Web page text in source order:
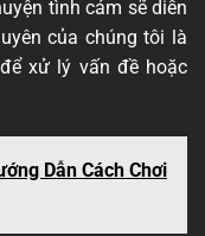
tình cảm sẽ diễn
của chúng tôi là
xử lý vấn đề hoặc
Dẫn Cách Chơi